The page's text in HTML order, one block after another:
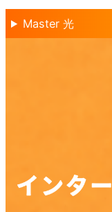
プ
Master 光